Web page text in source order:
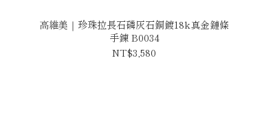
高維美｜珍珠拉長石磷灰石銅鍍18k真金鏈條
手鍊 B0034
NT$3,580